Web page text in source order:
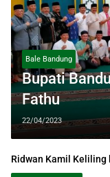
Bale Bandung
Bupati
Fathu
22/04/2023
Ridwan Kamil Keliling